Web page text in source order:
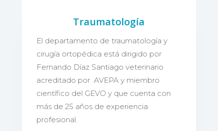
Traumatología
El departamento de traumatología y
cirugía ortopédica está dirigido por
Fernando Díaz Santiago veterinario
acreditado por AVEPA y miembro
científico del GEVO y que cuenta con
más de 25 años de experiencia
profesional.